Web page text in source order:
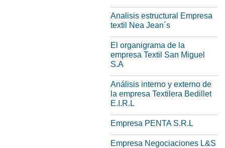
Analisis estructural Empresa
textil Nea Jean´s
El organigrama de la
empresa Textil San Miguel
S.A
Análisis interno y externo de
la empresa Textilera Bedillet
E.I.R.L
Empresa PENTA S.R.L
Empresa Negociaciones L&S